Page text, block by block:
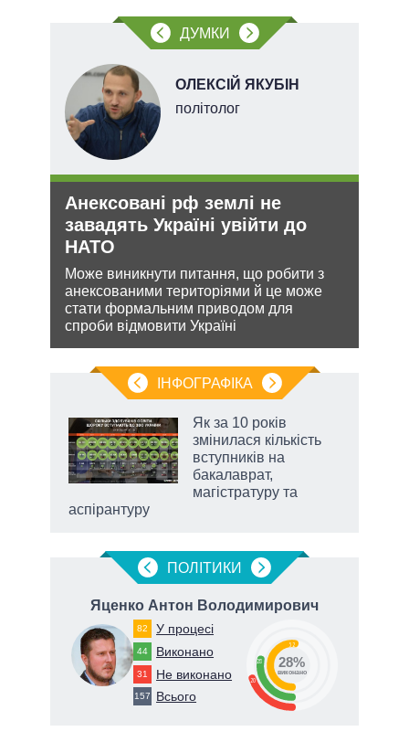
ДУМКИ
ОЛЕКСІЙ ЯКУБІН
політолог
Анексовані рф землі не
завадять Україні увійти до
НАТО
Може виникнути питання, що робити з
анексованими територіями й це може
стати формальним приводом для
спроби відмовити Україні
ІНФОГРАФІКА
Як за 10 років
змінилася кількість
вступників на
бакалаврат,
магістратуру та
аспірантуру
ПОЛIТИКИ
Яценко Антон Володимирович
82 У процесі
44 Виконано
31 Не виконано
157 Всього
20
28
52
28%
виконано